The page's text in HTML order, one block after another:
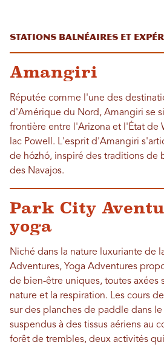
Stations balnéaires et
Amangiri
Réputée comme l'une des
d'Amérique du Nord, Amangiri se
frontière entre l'Arizona et l'État de
lac Powell. L'esprit d'Amangiri
de hózhó, inspiré des traditions de
des Navajos.
Park City
yoga
Niché dans la nature luxuriante de
Adventures, Yoga Adventures
de bien-être uniques, toutes axées
nature et la respiration. Les cours
sur des planches de paddle dans
suspendus à des tissus aériens au
forêt de trembles, deux activités